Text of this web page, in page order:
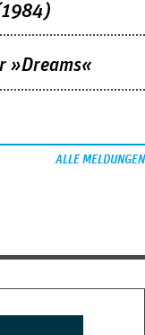
»Dreams«
ALLE MELDUNGEN